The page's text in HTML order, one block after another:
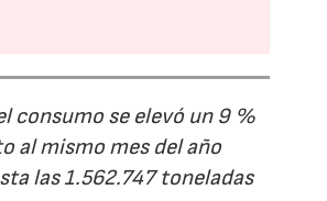
consumo se elevó un 9 %
al mismo mes del año
las 1.562.747 toneladas